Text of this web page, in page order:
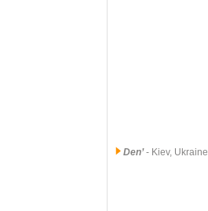
Den’- Kiev, Ukraine